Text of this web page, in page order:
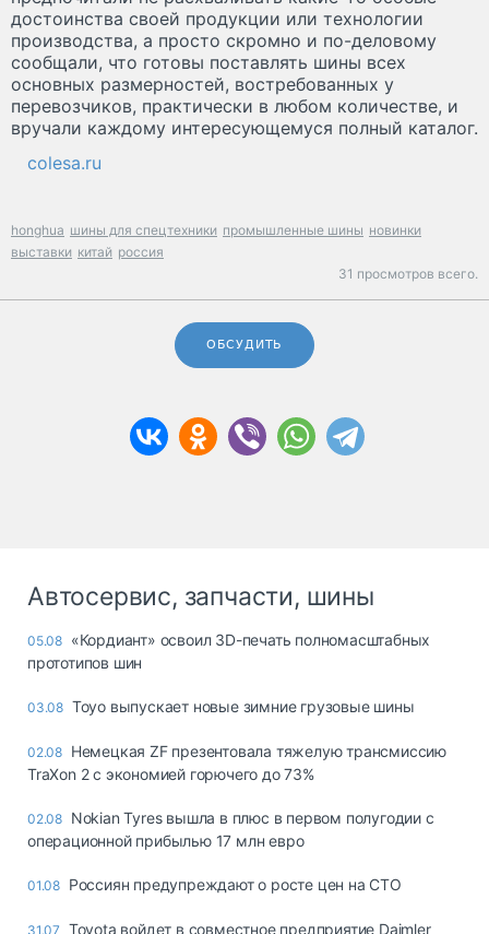
достоинства своей продукции или технологии
производства, а просто скромно и по-деловому
сообщали, что готовы поставлять шины всех
основных размерностей, востребованных у
перевозчиков, практически в любом количестве, и
вручали каждому интересующемуся полный каталог.
colesa.ru
honghua шины для спецтехники промышленные шины новинки
выставки китай россия
31 просмотров всего.
ОБСУДИТЬ
Автосервис, запчасти, шины
05.08 «Кордиант» освоил 3D-печать полномасштабных
прототипов шин
03.08 Toyo выпускает новые зимние грузовые шины
02.08 Немецкая ZF презентовала тяжелую трансмиссию
TraXon 2 с экономией горючего до 73%
02.08 Nokian Tyres вышла в плюс в первом полугодии с
операционной прибылью 17 млн евро
01.08 Россиян предупреждают о росте цен на СТО
31.07 Toyota войдет в совместное предприятие Daimler